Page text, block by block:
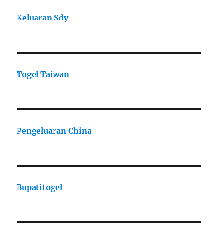
Keluaran Sdy
Togel Taiwan
Pengeluaran China
Bupatitogel